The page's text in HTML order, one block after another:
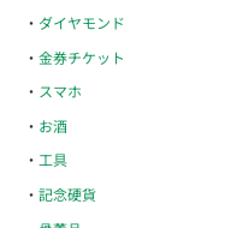
ダイヤモンド
金券チケット
スマホ
お酒
工具
記念硬貨